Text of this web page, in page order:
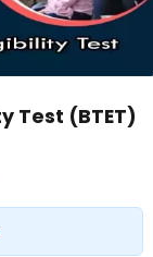
Test (BTET)